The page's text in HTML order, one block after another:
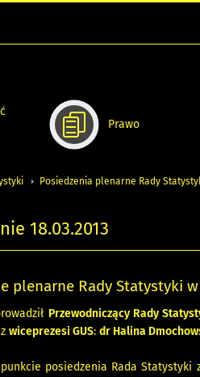
Prawo
Posiedzenia plenarne Rady
18.03.2013
plenarne Rady Statystyki
Przewodniczący Rady
wiceprezesi GUS:dr Halina
posiedzenia Rada